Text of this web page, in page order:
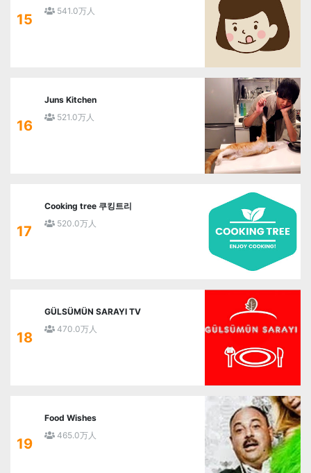
15
541.0万人
16
Juns Kitchen
521.0万人
17
Cooking tree 쿠킹트리
520.0万人
18
GÜLSÜMÜN SARAYI TV
470.0万人
19
Food Wishes
465.0万人